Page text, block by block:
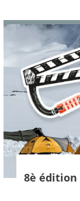
8è édition